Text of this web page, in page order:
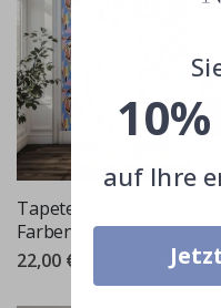
Tapete - Abstraktes
Farbenfrohes Design
22,00 €
auf Ihre